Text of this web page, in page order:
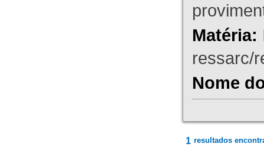
Matéria:
ressarc/
Nome
1 resultados